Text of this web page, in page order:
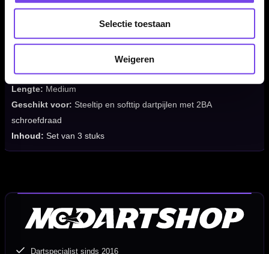
Selectie toestaan
Weigeren
Flight Merk:Red Dragon
Geïntegreerd flight-shaft systeem
Flight Thema:Nitro Flite System
Flight en shaft in één
Flexibiliteit:Flexibel
Lengte: Medium
Geschikt voor: Steeltip en softtip dartpijlen met 2BA
schroefdraad
Inhoud: Set van 3 stuks
Dartspecialist sinds 2016